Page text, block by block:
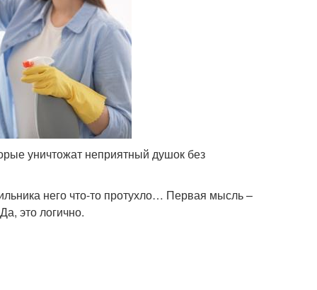
уничтожат неприятный душок без
него что-то протухло… Первая мысль –
это логично.